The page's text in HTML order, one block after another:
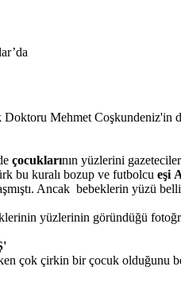
Doktoru Mehmet Coşkundeniz'in
çocuklarının yüzlerini
bu kuralı bozup ve futbolcu eşi
Ancak bebeklerin yüzü
yüzlerinin göründüğü
çok çirkin bir çocuk olduğunu